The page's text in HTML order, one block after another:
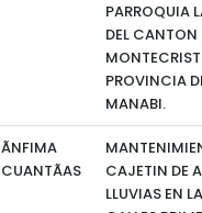
PARROQUIA
DEL CANTON
PROVINCIA
MANABI.
ÃNFIMA
CUANTÃAS
CAJETIN DE
LLUVIAS EN